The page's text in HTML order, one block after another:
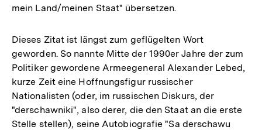
mein Land/meinen Staat" übersetzen.
Dieses Zitat ist längst zum geflügelten Wort
geworden. So nannte Mitte der 1990er Jahre der zum
Politiker gewordene Armeegeneral Alexander Lebed,
kurze Zeit eine Hoffnungsfigur russischer
Nationalisten (oder, im russischen Diskurs, der
"derschawniki", also derer, die den Staat an die erste
Stelle stellen), seine Autobiografie "Sa derschawu